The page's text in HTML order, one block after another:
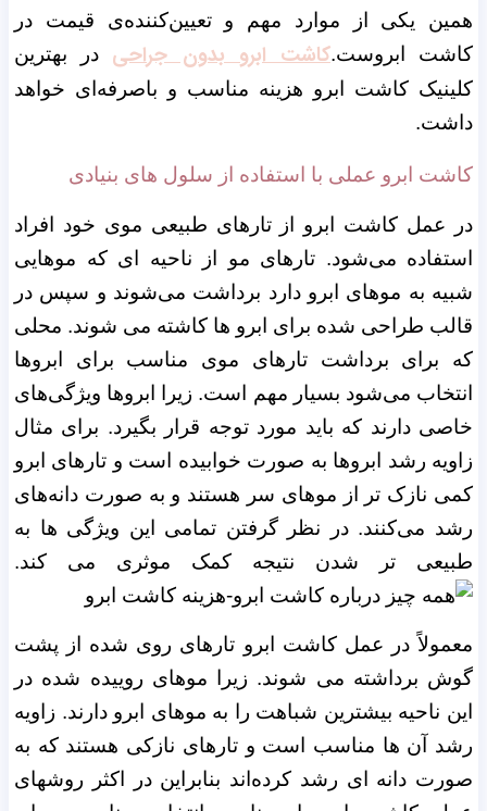
همین یکی از موارد مهم و تعیین‌کننده‌ی قیمت در
کاشت ابروست.کاشت ابرو بدون جراحی در بهترین
کلینیک کاشت ابرو هزینه مناسب و باصرفه‌ای خواهد
داشت.
کاشت ابرو عملی با استفاده از سلول های بنیادی
در عمل کاشت ابرو از تارهای طبیعی موی خود افراد
استفاده می‌شود. تارهای مو از ناحیه ای که موهایی
شبیه به موهای ابرو دارد برداشت می‌شوند و سپس در
قالب طراحی شده برای ابرو ها کاشته می شوند. محلی
که برای برداشت تارهای موی مناسب برای ابروها
انتخاب می‌شود بسیار مهم است. زیرا ابروها ویژگی‌های
خاصی دارند که باید مورد توجه قرار بگیرد. برای مثال
زاویه رشد ابروها به صورت خوابیده است و تارهای ابرو
کمی نازک تر از موهای سر هستند و به صورت دانه‌های
رشد می‌کنند. در نظر گرفتن تمامی این ویژگی ها به
طبیعی تر شدن نتیجه کمک موثری می کند.
معمولاً در عمل کاشت ابرو تارهای روی شده از پشت
گوش برداشته می شوند. زیرا موهای روییده شده در
این ناحیه بیشترین شباهت را به موهای ابرو دارند. زاویه
رشد آن ها مناسب است و تارهای نازکی هستند که به
صورت دانه‌ ای رشد کرده‌اند بنابراین در اکثر روشهای